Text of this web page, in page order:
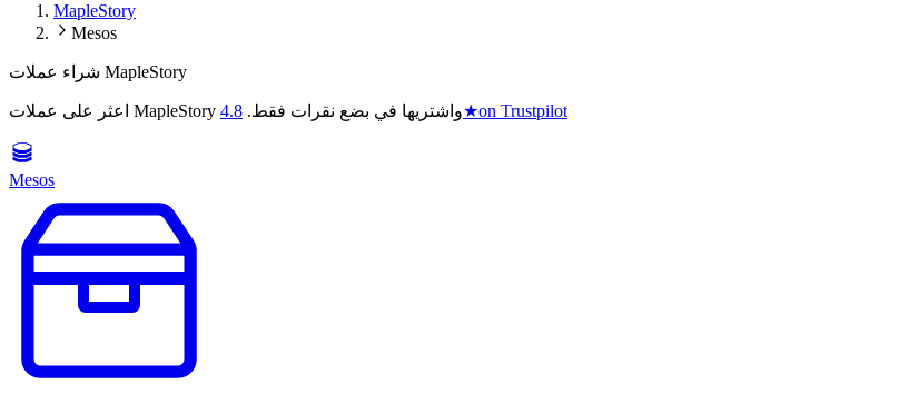
MapleStory
Mesos
شراء عملات MapleStory
اعثر على عملات MapleStory واشتريها في بضع نقرات فقط. 4.8 ★on Trustpilot
Mesos